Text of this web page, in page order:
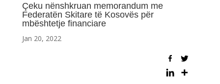
Çeku nënshkruan memorandum me
Federatën Skitare të Kosovës për
mbështetje financiare
Jan 20, 2022